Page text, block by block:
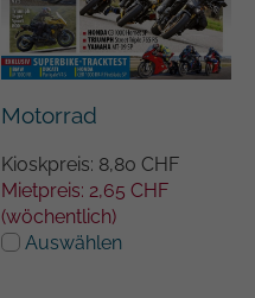
Motorrad
Kioskpreis: 8,80 CHF
Mietpreis: 2,65 CHF
(wöchentlich)
Auswählen